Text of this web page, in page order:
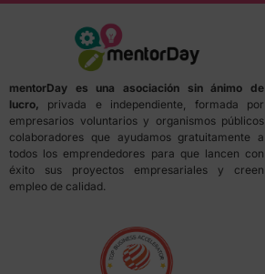
mentorDay es una asociación sin ánimo de
lucro, privada e independiente, formada por
empresarios voluntarios y organismos públicos
colaboradores que ayudamos gratuitamente a
todos los emprendedores para que lancen con
éxito sus proyectos empresariales y creen
empleo de calidad.